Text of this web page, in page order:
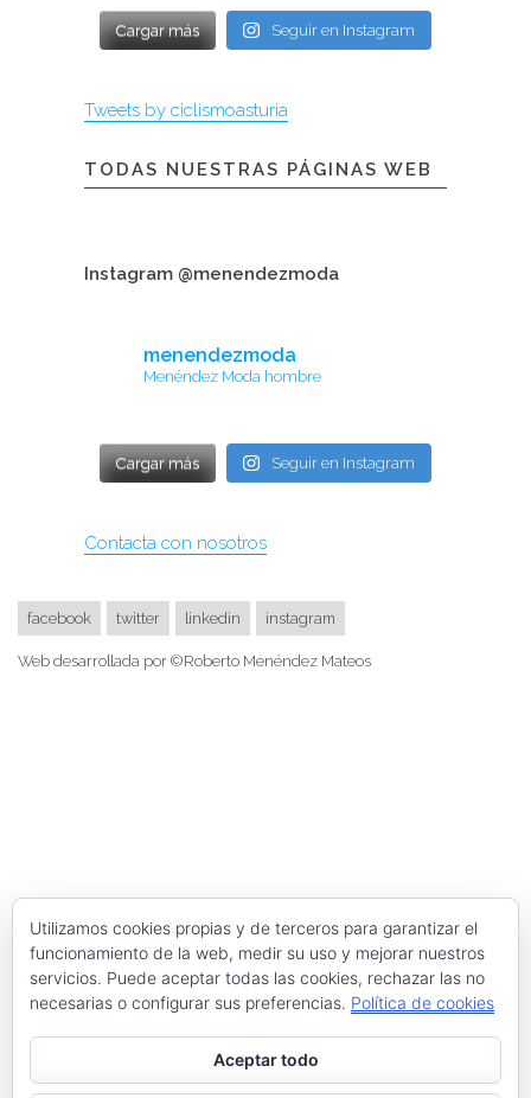
Cargar más Seguir en Instagram
Tweets by ciclismoasturia
TODAS NUESTRAS PÁGINAS WEB
Instagram @menendezmoda
menendezmoda
Menéndez Moda hombre
Cargar más Seguir en Instagram
Contacta con nosotros
facebook twitter linkedin instagram
Web desarrollada por ©Roberto Menéndez Mateos
Utilizamos cookies propias y de terceros para garantizar el
funcionamiento de la web, medir su uso y mejorar nuestros
servicios. Puede aceptar todas las cookies, rechazar las no
necesarias o configurar sus preferencias. Política de cookies
Aceptar todo